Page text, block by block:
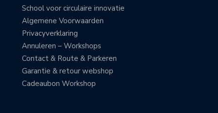
School voor circulaire innovatie
Algemene Voorwaarden
Privacyverklaring
Annuleren – Workshops
Contact & Route & Parkeren
Garantie & retour webshop
Cadeaubon Workshop